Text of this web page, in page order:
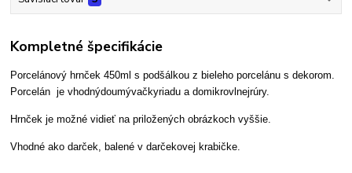
Kompletné špecifikácie
Porcelánový hrnček 450ml s podšálkou z bieleho porcelánu s dekorom.
Porcelán je vhodnýdoumývačkyriadu a domikrovlnejrúry.
Hrnček je možné vidieť na priložených obrázkoch vyššie.
Vhodné ako darček, balené v darčekovej krabičke.